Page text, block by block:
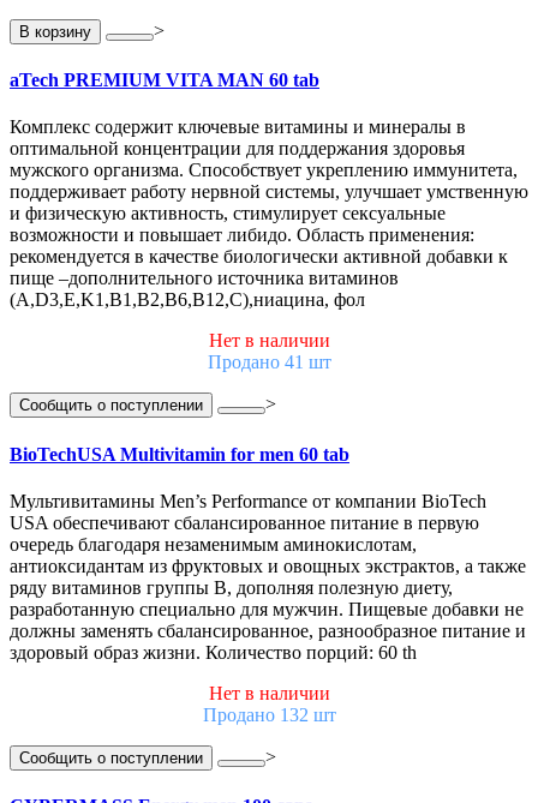
В корзину >
aTech PREMIUM VITA MAN 60 tab
Комплекс содержит ключевые витамины и минералы в
оптимальной концентрации для поддержания здоровья
мужского организма. Способствует укреплению иммунитета,
поддерживает работу нервной системы, улучшает умственную
и физическую активность, стимулирует сексуальные
возможности и повышает либидо. Область применения:
рекомендуется в качестве биологически активной добавки к
пище –дополнительного источника витаминов
(А,D3,E,K1,В1,В2,В6,В12,С),ниацина, фол
Нет в наличии
Продано 41 шт
Сообщить о поступлении >
BioTechUSA Multivitamin for men 60 tab
Мультивитамины Men’s Performance от компании BioTech
USA обеспечивают сбалансированное питание в первую
очередь благодаря незаменимым аминокислотам,
антиоксидантам из фруктовых и овощных экстрактов, а также
ряду витаминов группы B, дополняя полезную диету,
разработанную специально для мужчин. Пищевые добавки не
должны заменять сбалансированное, разнообразное питание и
здоровый образ жизни. Количество порций: 60 th
Нет в наличии
Продано 132 шт
Сообщить о поступлении >